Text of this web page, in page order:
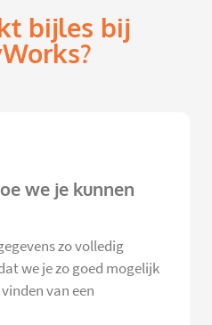
bijles bij
we je kunnen
zo volledig
we je zo goed mogelijk
van een